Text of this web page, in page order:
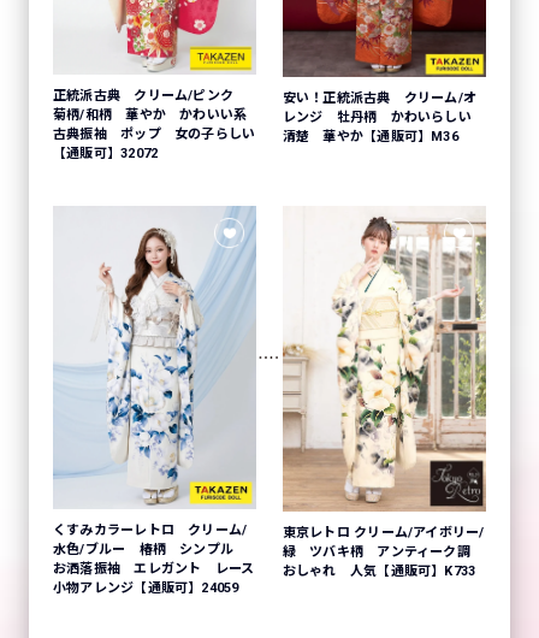
正統派古典 クリーム/ピンク
菊柄/和柄 華やか かわいい系
古典振袖 ポップ 女の子らしい
【通販可】32072
安い！正統派古典 クリーム/オ
レンジ 牡丹柄 かわいらしい
清楚 華やか【通販可】M36
くすみカラーレトロ クリーム/
水色/ブルー 椿柄 シンプル
お洒落振袖 エレガント レース
小物アレンジ【通販可】24059
東京レトロ クリーム/アイボリー/
緑 ツバキ柄 アンティーク調
おしゃれ 人気【通販可】K733